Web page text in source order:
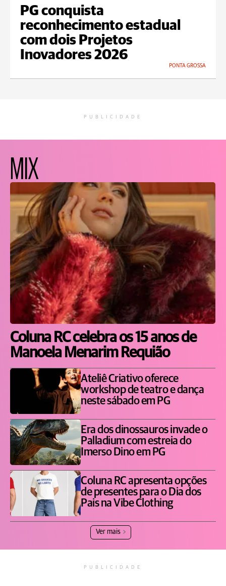
PG conquista
reconhecimento estadual
com dois Projetos
Inovadores 2026
PONTA GROSSA
PUBLICIDADE
MIX
Coluna RC celebra os 15 anos de
Manoela Menarim Requião
Ateliê Criativo oferece
workshop de teatro e dança
neste sábado em PG
Era dos dinossauros invade o
Palladium com estreia do
Imerso Dino em PG
Coluna RC apresenta opções
de presentes para o Dia dos
Pais na Vibe Clothing
Ver mais
PUBLICIDADE